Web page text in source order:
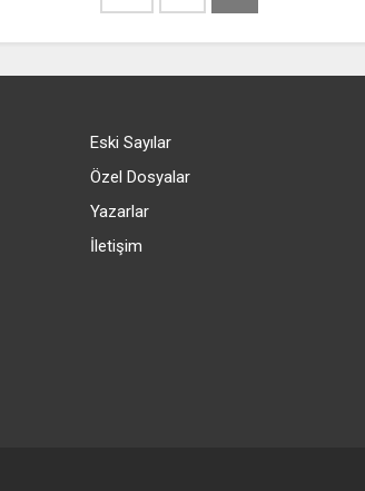
Eski Sayılar
Özel Dosyalar
Yazarlar
İletişim